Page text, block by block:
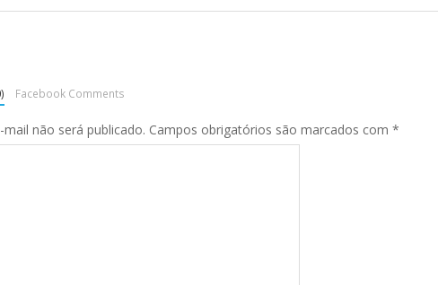
Facebook Comments
não será publicado. Campos obrigatórios são marcados com *